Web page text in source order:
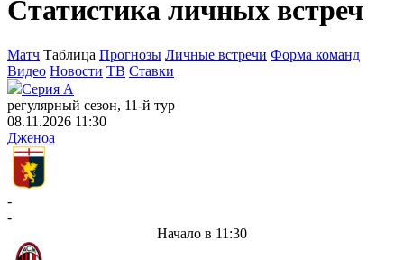
Статистика личных встреч
Матч Таблица Прогнозы Личные встречи Форма команд
Видео Новости ТВ Ставки
Серия А
регулярный сезон, 11-й тур
08.11.2026 11:30
Дженоа
-
-
Начало в 11:30